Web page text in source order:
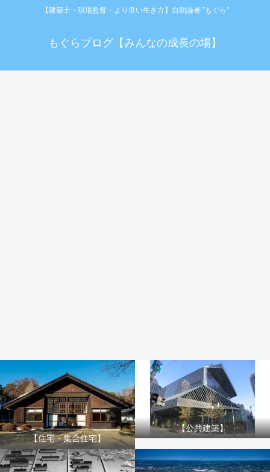
【建築士・現場監督・より良い生き方】自助論者 ”もぐら”
もぐらブログ【みんなの成長の場】
【住宅・集合住宅】
【公共建築】